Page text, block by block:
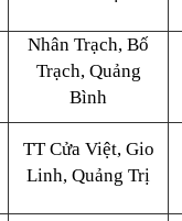
Nhân Trạch, Bố
Trạch, Quảng
Bình
TT Cửa Việt, Gio
Linh, Quảng Trị